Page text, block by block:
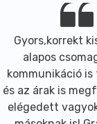
Gyors,korrekt
alapos
kommunikáció is
és az árak is
elégedett